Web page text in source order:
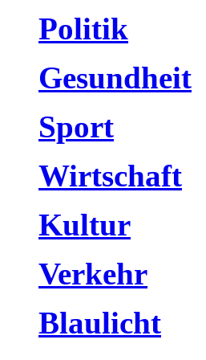
Politik
Gesundheit
Sport
Wirtschaft
Kultur
Verkehr
Blaulicht